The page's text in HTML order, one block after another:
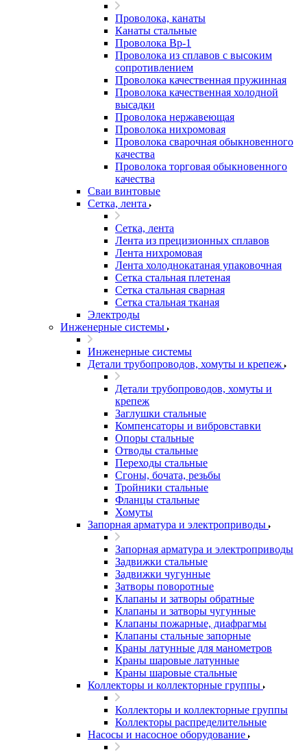
Проволока, канаты
Канаты стальные
Проволока Вр-1
Проволока из сплавов с высоким
сопротивлением
Проволока качественная пружинная
Проволока качественная холодной
высадки
Проволока нержавеющая
Проволока нихромовая
Проволока сварочная обыкновенного
качества
Проволока торговая обыкновенного
качества
Сваи винтовые
Сетка, лента
Сетка, лента
Лента из прецизионных сплавов
Лента нихромовая
Лента холоднокатаная упаковочная
Сетка стальная плетеная
Сетка стальная сварная
Сетка стальная тканая
Электроды
Инженерные системы
Инженерные системы
Детали трубопроводов, хомуты и крепеж
Детали трубопроводов, хомуты и
крепеж
Заглушки стальные
Компенсаторы и вибровставки
Опоры стальные
Отводы стальные
Переходы стальные
Сгоны, бочата, резьбы
Тройники стальные
Фланцы стальные
Хомуты
Запорная арматура и электроприводы
Запорная арматура и электроприводы
Задвижки стальные
Задвижки чугунные
Затворы поворотные
Клапаны и затворы обратные
Клапаны и затворы чугунные
Клапаны пожарные, диафрагмы
Клапаны стальные запорные
Краны латунные для манометров
Краны шаровые латунные
Краны шаровые стальные
Коллекторы и коллекторные группы
Коллекторы и коллекторные группы
Коллекторы распределительные
Насосы и насосное оборудование